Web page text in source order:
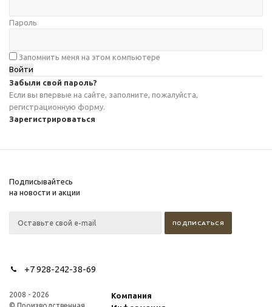
Пароль
Запомнить меня на этом компьютере
Забыли свой пароль?
Если вы впервые на сайте, заполните, пожалуйста,
регистрационную форму.
Зарегистрироваться
Подписывайтесь
на новости и акции
+7 928-242-38-69
2008 - 2026
Компания